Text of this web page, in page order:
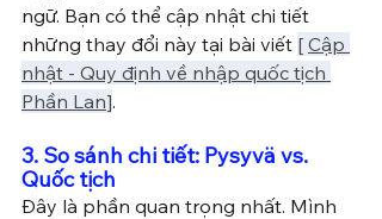
ngữ. Bạn có thể cập nhật chi tiết
những thay đổi này tại bài viết [ Cập
nhật - Quy định về nhập quốc tịch
Phần Lan].
3. So sánh chi tiết: Pysyvä vs.
Quốc tịch
Đây là phần quan trọng nhất. Mình